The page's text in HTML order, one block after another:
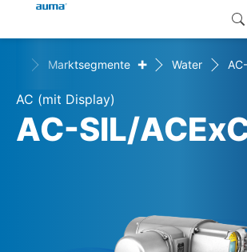
Produkte
Lösungen
Global
Europa
Suche
Marktsegmente + Water
AC (mit Display)
AC-SIL/